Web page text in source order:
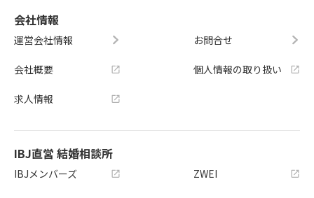
会社情報
運営会社情報
会社概要
求人情報
お問合せ
個人情報の取り扱い
IBJ直営 結婚相談所
IBJメンバーズ ZWEI